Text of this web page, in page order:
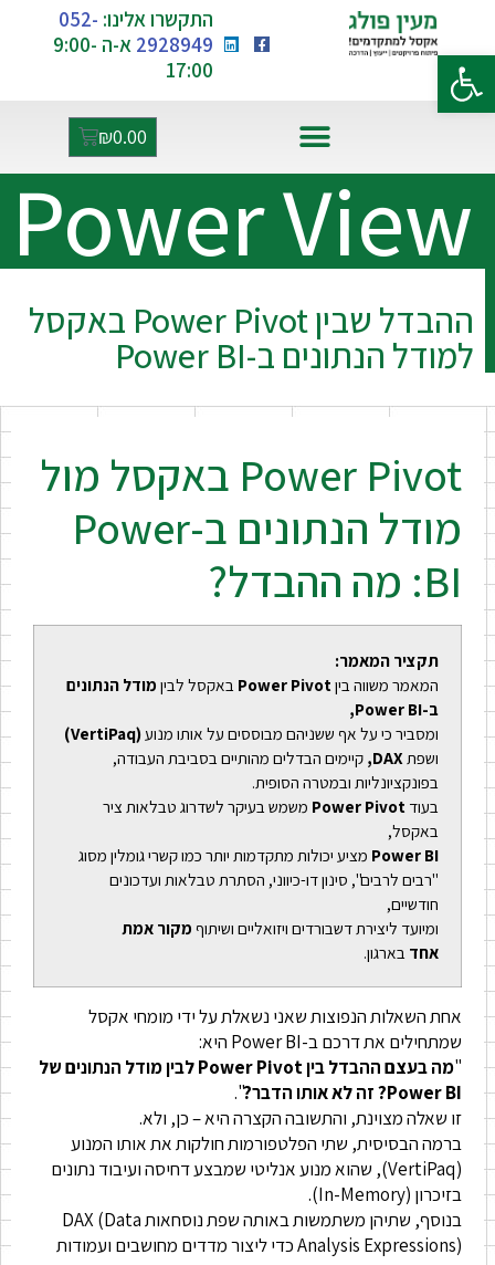
פתח סרגל נגישות
התקשרו אלינו: 052-
2928949
א-ה 9:00-
17:00
₪0.00
ההבדל שבין Power Pivot באקסל
למודל הנתונים ב-Power BI
Power View
Power Pivot באקסל מול
מודל הנתונים ב-Power
BI: מה ההבדל?
תקציר המאמר:
המאמר משווה בין Power Pivot באקסל לבין מודל הנתונים
ב-PowerBI,
ומסביר כי על אף ששניהם מבוססים על אותו מנוע (VertiPaq)
ושפת DAX, קיימים הבדלים מהותיים בסביבת העבודה,
בפונקציונליות ובמטרה הסופית.
בעוד Power Pivot משמש בעיקר לשדרוג טבלאות ציר
באקסל,
Power BI מציע יכולות מתקדמות יותר כמו קשרי גומלין מסוג
"רבים לרבים", סינון דו-כיווני, הסתרת טבלאות ועדכונים
חודשיים,
ומיועד ליצירת דשבורדים ויזואליים ושיתוף מקור אמת
אחד בארגון.
אחת השאלות הנפוצות שאני נשאלת על ידי מומחי אקסל
שמתחילים את דרכם ב-Power BI היא:
"
מה בעצם ההבדל בין Power Pivot לבין מודל הנתונים של
Power BI? זה לא אותו הדבר?
".
זו שאלה מצוינת, והתשובה הקצרה היא – כן, ולא.
ברמה הבסיסית, שתי הפלטפורמות חולקות את אותו המנוע
(VertiPaq), שהוא מנוע אנליטי שמבצע דחיסה ועיבוד נתונים
בזיכרון (In-Memory).
בנוסף, שתיהן משתמשות באותה שפת נוסחאות DAX (Data
Analysis Expressions) כדי ליצור מדדים מחושבים ועמודות